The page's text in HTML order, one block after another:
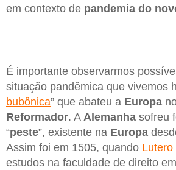
em contexto de pandemia do
É importante observarmos
situação pandêmica que vivemos
bubônica” que abateu a Europa
Reformador. A Alemanha sofreu
“peste”, existente na Europa
Assim foi em 1505, quando Lutero
estudos na faculdade de direito em